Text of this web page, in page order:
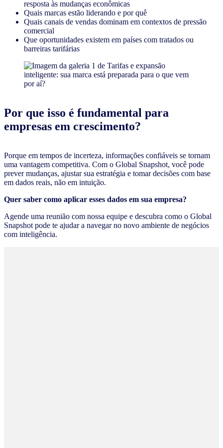
resposta às mudanças econômicas
Quais marcas estão liderando e por quê
Quais canais de vendas dominam em contextos de pressão
comercial
Que oportunidades existem em países com tratados ou
barreiras tarifárias
Por que isso é fundamental para
empresas em crescimento?
Porque em tempos de incerteza, informações confiáveis se tornam
uma vantagem competitiva. Com o Global Snapshot, você pode
prever mudanças, ajustar sua estratégia e tomar decisões com base
em dados reais, não em intuição.
Quer saber como aplicar esses dados em sua empresa?
Agende uma reunião com nossa equipe e descubra como o Global
Snapshot pode te ajudar a navegar no novo ambiente de negócios
com inteligência.